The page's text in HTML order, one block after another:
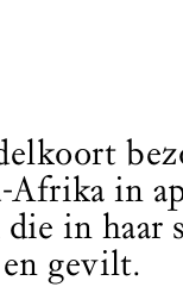
in
in
gevilt.